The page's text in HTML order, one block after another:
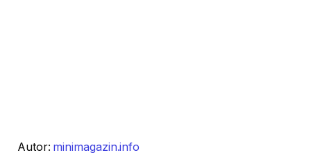
Autor: minimagazin.info